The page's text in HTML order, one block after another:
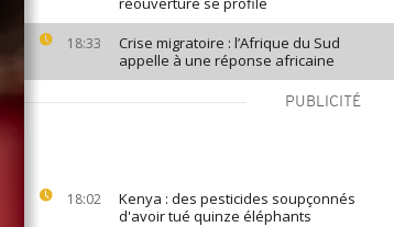
18:33
Crise migratoire : l’Afrique du Sud
appelle à une réponse africaine
PUBLICITÉ
18:02
Kenya : des pesticides soupçonnés
d'avoir tué quinze éléphants